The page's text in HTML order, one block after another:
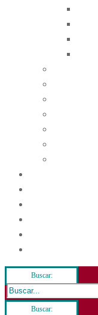
Buscar:
Buscar: